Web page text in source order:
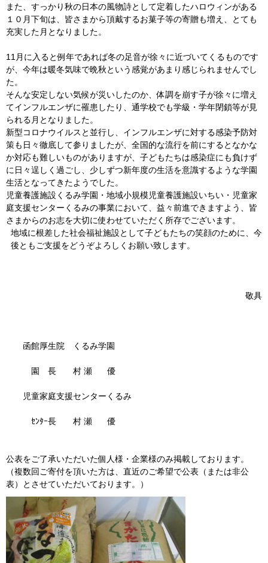
また、すっかり秋の日本の風物詩として定着したハロウィンがある
１０月下旬は、皆さまから頂戴するお菓子等の寄贈も増え、とても
充実した月となりました。
11月に入ると例年であれば冬の足音が徐々に近づいてくるものです
が、今年は暖冬気味で晩秋という感覚があまり感じられませんでし
た。
そんな安定しない気候が災いしたのか、体調を崩す子が徐々に増え
てインフルエンザに罹患したり、通学校でも学級・学年閉鎖等が見
られる月となりました。
新型コロナウイルスと並行し、インフルエンザに対する感染予防対
策も日々徹底して参りましたが、全国的な流行を前にするとなかな
か対応も難しいものがありますが、子どもたちは感染症にも負けず
に日々逞しく過ごし、少しずつ新年度の生活を意識するような学園
生活となってきたようでした。
児童養護施設くるみ学園・地域小規模児童養護施設いちい・児童家
庭支援センターくるみの事業において、益々前進できますよう、皆
さまからのお志を大切に使わせていただく所存でございます。
地域に根差した社会福祉施設として子どもたちの笑顔のために、今
後ともご支援をどうぞよろしくお願い致します。
敬具
函館厚生院 くるみ学園
園 長 村 瀬 優
児童家庭支援センターくるみ
ｾﾝﾀｰ長 村 瀬 優
公表をご了承いただいた個人様・企業様のみ掲載しております。
（複数回ご寄付を頂いた方は、直近のご希望で公表（または非公
表）とさせていただいております。）